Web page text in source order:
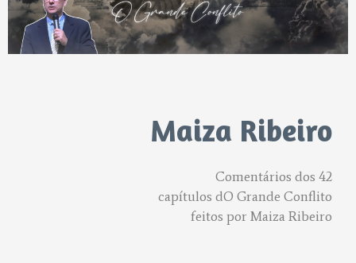
Maiza Ribeiro
Comentários dos 42
capítulos dO Grande Conflito
feitos por Maiza Ribeiro